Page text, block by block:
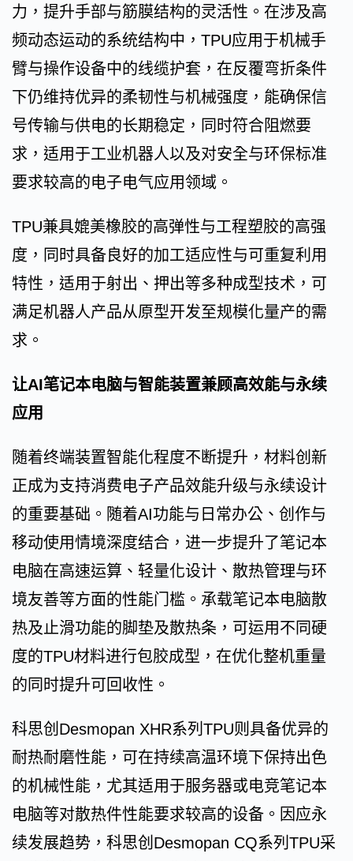
力，提升手部与筋膜结构的灵活性。在涉及高
频动态运动的系统结构中，TPU应用于机械手
臂与操作设备中的线缆护套，在反覆弯折条件
下仍维持优异的柔韧性与机械强度，能确保信
号传输与供电的长期稳定，同时符合阻燃要
求，适用于工业机器人以及对安全与环保标准
要求较高的电子电气应用领域。
TPU兼具媲美橡胶的高弹性与工程塑胶的高强
度，同时具备良好的加工适应性与可重复利用
特性，适用于射出、押出等多种成型技术，可
满足机器人产品从原型开发至规模化量产的需
求。
让AI笔记本电脑与智能装置兼顾高效能与永续
应用
随着终端装置智能化程度不断提升，材料创新
正成为支持消费电子产品效能升级与永续设计
的重要基础。随着AI功能与日常办公、创作与
移动使用情境深度结合，进一步提升了笔记本
电脑在高速运算、轻量化设计、散热管理与环
境友善等方面的性能门槛。承载笔记本电脑散
热及止滑功能的脚垫及散热条，可运用不同硬
度的TPU材料进行包胶成型，在优化整机重量
的同时提升可回收性。
科思创Desmopan XHR系列TPU则具备优异的
耐热耐磨性能，可在持续高温环境下保持出色
的机械性能，尤其适用于服务器或电竞笔记本
电脑等对散热件性能要求较高的设备。因应永
续发展趋势，科思创Desmopan CQ系列TPU采